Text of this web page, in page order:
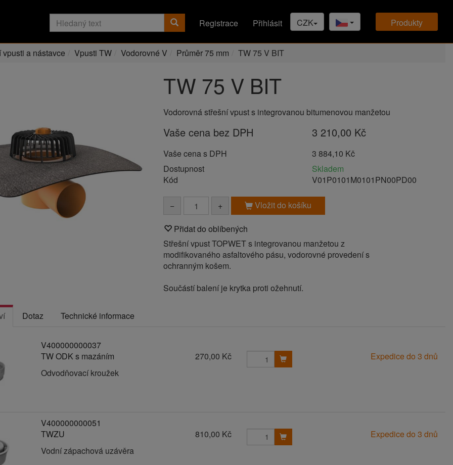
produkty
CZK
Registrace Přihlásit
vpusti a nástavce Vpusti TW Vodorovné V Průměr 75 mm TW 75 V BIT
TW 75 V BIT
Vodorovná střešní vpust s integrovanou bitumenovou manžetou
Vaše cena bez DPH 3 210,00 Kč
Vaše cena s DPH
3 884,10 Kč
Dostupnost
Skladem
Kód
V01P0101M0101PN00PD00
− + Vložit do košíku
Přidat do oblíbených
Střešní vpust TOPWET s integrovanou manžetou z
modifikovaného asfaltového pásu, vodorovné provedení s
ochranným košem.
Součástí balení je krytka proti ožehnutí.
Dotaz Technické informace
V400000000037
TW ODK s mazáním
270,00 Kč
Expedice do 3 dnů
Odvodňovací kroužek
V400000000051
TWZU
810,00 Kč
Expedice do 3 dnů
Vodní zápachová uzávěra